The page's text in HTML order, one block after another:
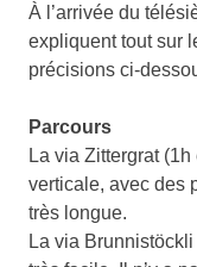
À l’arrivée du
expliquent tout sur
précisions ci-
Parcours
La via Zittergrat
verticale, avec des
très longue.
La via